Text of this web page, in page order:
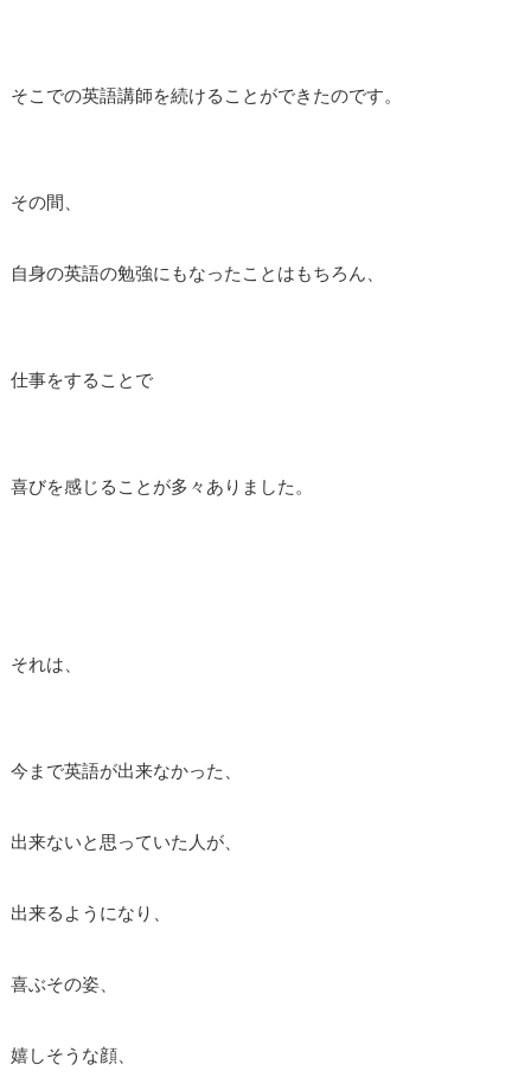
そこでの英語講師を続けることができたのです。
その間、
自身の英語の勉強にもなったことはもちろん、
仕事をすることで
喜びを感じることが多々ありました。
それは、
今まで英語が出来なかった、
出来ないと思っていた人が、
出来るようになり、
喜ぶその姿、
嬉しそうな顔、